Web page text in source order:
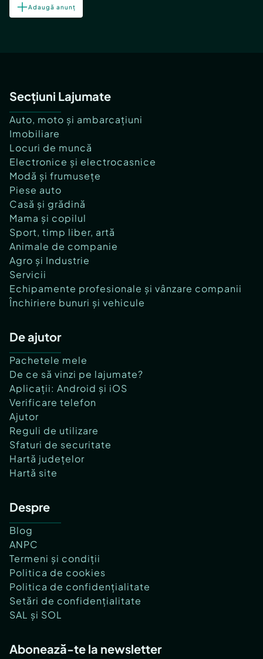
Adaugă anunț
Secțiuni Lajumate
Auto, moto și ambarcațiuni
Imobiliare
Locuri de muncă
Electronice și electrocasnice
Modă și frumusețe
Piese auto
Casă și grădină
Mama și copilul
Sport, timp liber, artă
Animale de companie
Agro și Industrie
Servicii
Echipamente profesionale și vânzare companii
Închiriere bunuri și vehicule
De ajutor
Pachetele mele
De ce să vinzi pe lajumate?
Aplicații: Android și iOS
Verificare telefon
Ajutor
Reguli de utilizare
Sfaturi de securitate
Hartă județelor
Hartă site
Despre
Blog
ANPC
Termeni și condiții
Politica de cookies
Politica de confidențialitate
Setări de confidențialitate
SAL și SOL
Abonează-te la newsletter